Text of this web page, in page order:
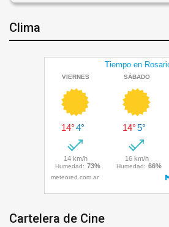
Clima
Cartelera de Cine